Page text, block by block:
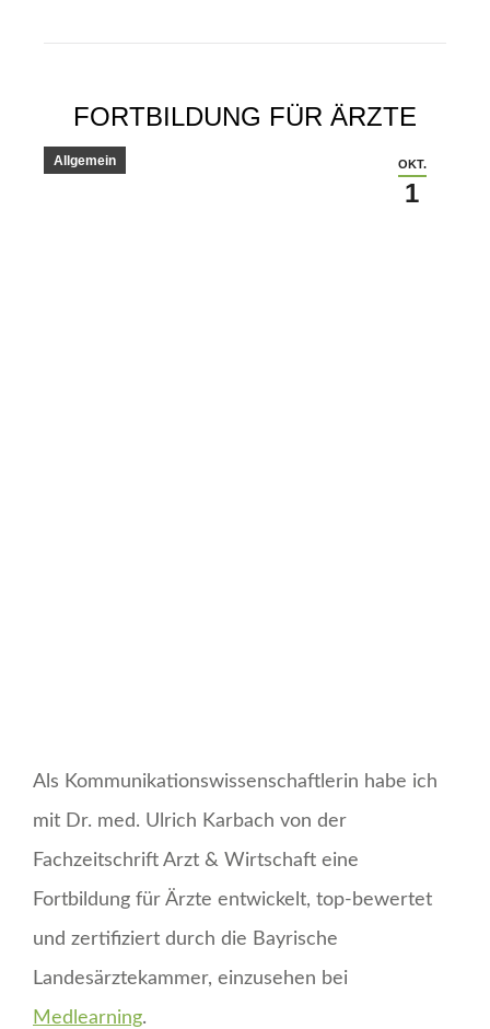
FORTBILDUNG FÜR ÄRZTE
OKT.
1
Allgemein
Als Kommunikationswissenschaftlerin habe ich
mit Dr. med. Ulrich Karbach von der
Fachzeitschrift Arzt & Wirtschaft eine
Fortbildung für Ärzte entwickelt, top-bewertet
und zertifiziert durch die Bayrische
Landesärztekammer, einzusehen bei
Medlearning.